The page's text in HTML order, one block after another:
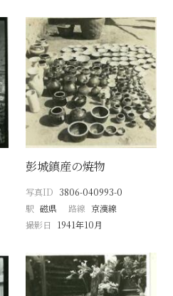
彭城鎮産の焼物
写真ID 3806-040993-0
駅 磁県 路線 京漢線
撮影日
1941年10月